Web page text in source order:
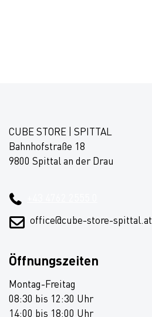
CUBE STORE | SPITTAL
Bahnhofstraße 18
9800 Spittal an der Drau
office@cube-store-spittal.at
Öffnungszeiten
Montag-Freitag
08:30 bis 12:30 Uhr
14:00 bis 18:00 Uhr